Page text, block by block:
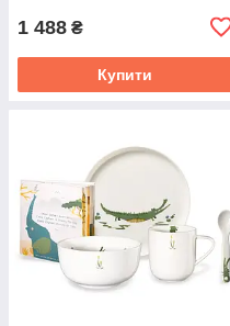
1 488 ₴
Купити